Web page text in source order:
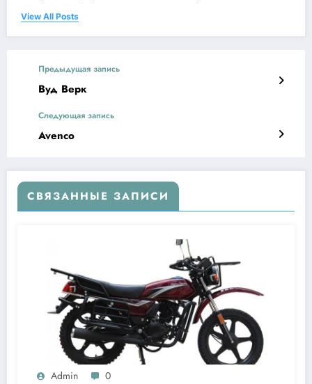
View All Posts
Предыдущая запись
Вуд Верк
Следующая запись
Avenco
СВЯЗАННЫЕ ЗАПИСИ
Admin 0